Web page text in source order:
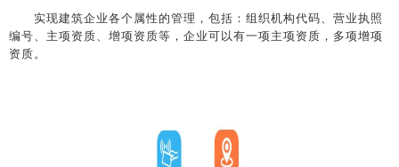
实现建筑企业各个属性的管理，包括：组织机构代码、营业执照
编号、主项资质、增项资质等，企业可以有一项主项资质，多项增项
资质。